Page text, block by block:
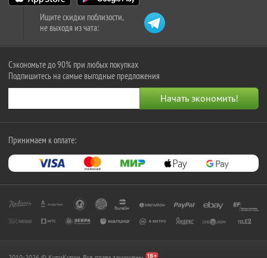
Ищите скидки поблизости,
не выходя из чата:
Сэкономьте до 90% при любых покупках
Подпишитесь на самые выгодные предложения
Принимаем к оплате: